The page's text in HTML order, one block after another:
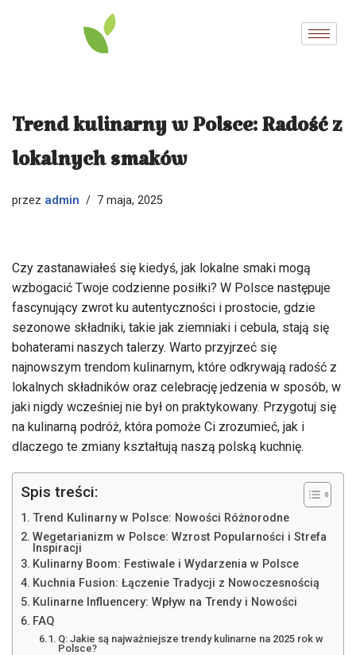
Trend kulinarny w Polsce: Radość z
lokalnych smaków
przez admin 7 maja, 2025
Czy zastanawiałeś się kiedyś, jak lokalne smaki mogą
wzbogacić Twoje codzienne posiłki? W Polsce następuje
fascynujący zwrot ku autentyczności i prostocie, gdzie
sezonowe składniki, takie jak ziemniaki i cebula, stają się
bohaterami naszych talerzy. Warto przyjrzeć się
najnowszym trendom kulinarnym, które odkrywają radość z
lokalnych składników oraz celebrację jedzenia w sposób, w
jaki nigdy wcześniej nie był on praktykowany. Przygotuj się
na kulinarną podróż, która pomoże Ci zrozumieć, jak i
dlaczego te zmiany kształtują naszą polską kuchnię.
Spis treści:
Trend Kulinarny w Polsce: Nowości Różnorodne
Wegetarianizm w Polsce: Wzrost Popularności i Strefa
Inspiracji
Kulinarny Boom: Festiwale i Wydarzenia w Polsce
Kuchnia Fusion: Łączenie Tradycji z Nowoczesnością
Kulinarne Influencery: Wpływ na Trendy i Nowości
FAQ
Q: Jakie są najważniejsze trendy kulinarne na 2025 rok w
Polsce?